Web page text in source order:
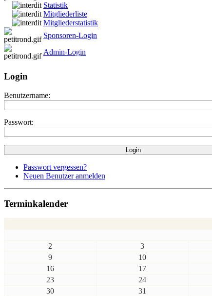
Statistik
Mitgliederliste
Mitgliederstatistik
Sponsoren-Login
Admin-Login
Login
Benutzername:
Passwort:
Passwort vergessen?
Neuen Benutzer anmelden
Terminkalender
2
3
9
10
16
17
23
24
30
31